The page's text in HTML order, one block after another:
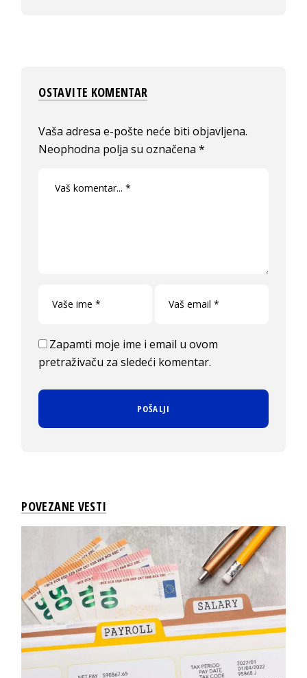
OSTAVITE KOMENTAR
Vaša adresa e-pošte neće biti objavljena.
Neophodna polja su označena*
Zapamti moje ime i email u ovom
pretraživaču za sledeći komentar.
POVEZANE VESTI